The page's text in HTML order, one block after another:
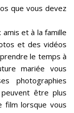
que vous devez
amis et à la famille
et des vidéos
le temps à
mariée vous
photographies
être plus
film lorsque vous